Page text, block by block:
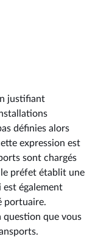
justifiant
définies alors
expression est
sont chargés
préfet établit une
également
portuaire.
question que vous